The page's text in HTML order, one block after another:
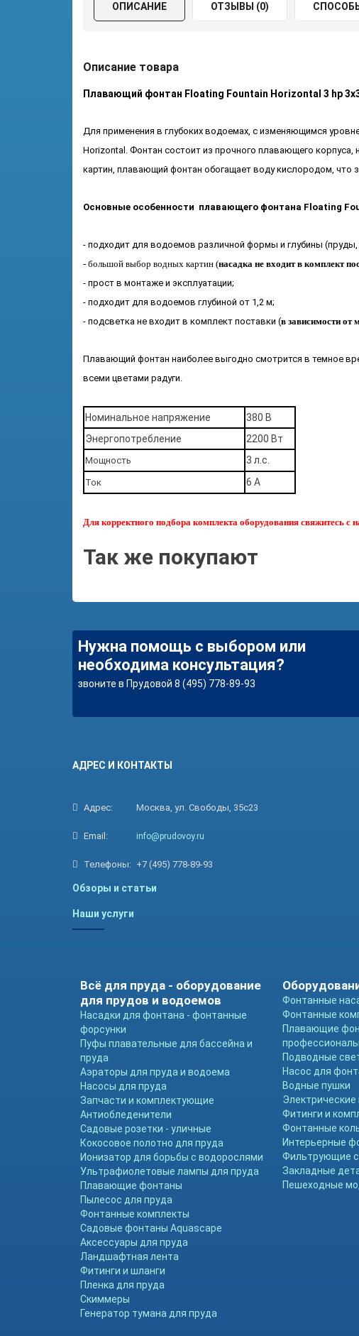
ОПИСАНИЕ ОТЗЫВЫ (0)
Описание товара
Плавающий фонтан Floating Fountain Horizontal 3 hp
Для применения в глубоких водоемах, с изменяющимся
Horizontal. Фонтан состоит из прочного плавающего
картин, плавающий фонтан обогащает воду кислородом, что
Основные особенности плавающего фонтана Floating
- подходит для водоемов различной формы и глубины
- большой выбор водных картин (насадка не входит в комплект
- прост в монтаже и эксплуатации;
- подходит для водоемов глубиной от 1,2 м;
- подсветка не входит в комплект поставки (в зависимости от
Плавающий фонтан наиболее выгодно смотрится в темное
всеми цветами радуги.
Номинальное напряжение
380 В
Энергопотребление
2200 Вт
Мощность 3 л.с.
Ток 6 А
Для корректного подбора комплекта оборудования свяжитесь
Так же покупают
Нужна помощь с выбором или
необходима консультация?
звоните в Прудовой 8 (495) 778-89-93
АДРЕС И КОНТАКТЫ
Адрес: Москва, ул. Свободы, 35с23
Email: info@prudovoy.ru
Телефоны: +7 (495) 778-89-93
Обзоры и статьи
Наши услуги
Всё для пруда - оборудование
для прудов и водоемов
Насадки для фонтана - фонтанные
форсунки
Пуфы плавательные для бассейна и
пруда
Аэраторы для пруда и водоема
Насосы для пруда
Запчасти и комплектующие
Антиобледенители
Садовые розетки - уличные
Кокосовое полотно для пруда
Ионизатор для борьбы с водорослями
Ультрафиолетовые лампы для пруда
Плавающие фонтаны
Пылесос для пруда
Фонтанные комплекты
Садовые фонтаны Aquascape
Аксессуары для пруда
Ландшафтная лента
Фитинги и шланги
Пленка для пруда
Скиммеры
Генератор тумана для пруда
Фонтанные
Фонтанные
Плавающие
Подводные
Насос для
Водные пушки
Фитинги и
Фонтанные
Интерьерные
Фильтрующие
Закладные
Пешеходные